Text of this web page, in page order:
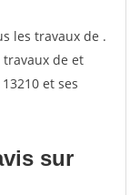
les travaux de .
travaux de et
et ses
sur